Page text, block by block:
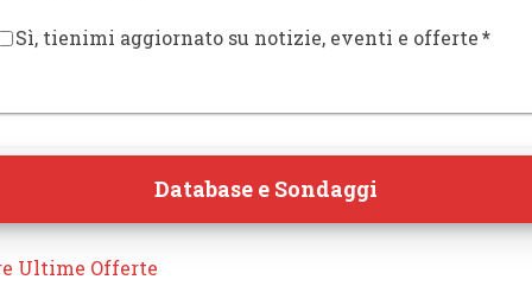
Sì, tienimi aggiornato su notizie, eventi e offerte*
Database e Sondaggi
Ultime Offerte